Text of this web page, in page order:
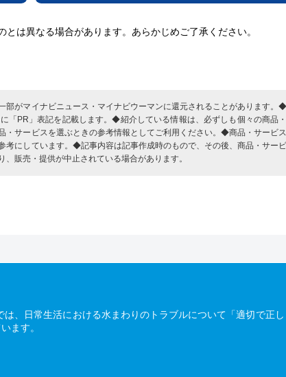
は異なる場合があります。あらかじめご了承ください。
がマイナビニュース・マイナビウーマンに還元されることがあります。
「PR」表記を記載します。◆紹介している情報は、必ずしも個々の商品
・サービスを選ぶときの参考情報としてご利用ください。◆商品・サービ
考にしています。◆記事内容は記事作成時のもので、その後、商品・サー
販売・提供が中止されている場合があります。
、日常生活における水まわりのトラブルについて「適切で正
ます。